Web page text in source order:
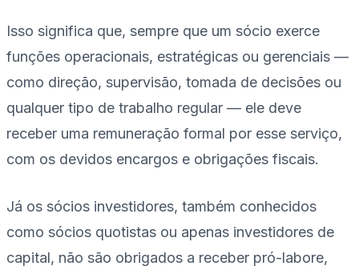
Isso significa que, sempre que um sócio exerce
funções operacionais, estratégicas ou gerenciais —
como direção, supervisão, tomada de decisões ou
qualquer tipo de trabalho regular — ele deve
receber uma remuneração formal por esse serviço,
com os devidos encargos e obrigações fiscais.
Já os sócios investidores, também conhecidos
como sócios quotistas ou apenas investidores de
capital, não são obrigados a receber pró-labore,